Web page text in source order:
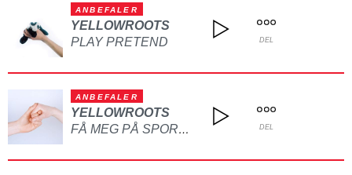
ANBEFALER
YELLOWROOTS
PLAY PRETEND
DEL
ANBEFALER
YELLOWROOTS
FÅ MEG PÅ SPORET IGJEN DEL